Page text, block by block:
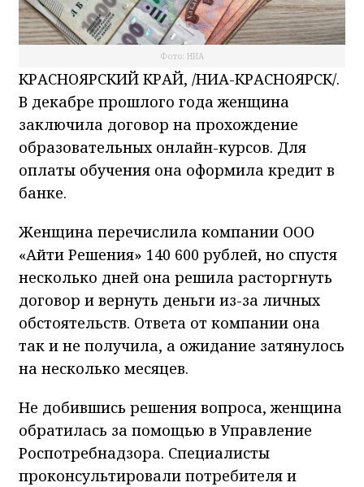
Фото: НИА
КРАСНОЯРСКИЙ КРАЙ, /НИА-КРАСНОЯРСК/.
В декабре прошлого года женщина
заключила договор на прохождение
образовательных онлайн-курсов. Для
оплаты обучения она оформила кредит в
банке.
Женщина перечислила компании ООО
«Айти Решения» 140 600 рублей, но спустя
несколько дней она решила расторгнуть
договор и вернуть деньги из-за личных
обстоятельств. Ответа от компании она
так и не получила, а ожидание затянулось
на несколько месяцев.
Не добившись решения вопроса, женщина
обратилась за помощью в Управление
Роспотребнадзора. Специалисты
проконсультировали потребителя и